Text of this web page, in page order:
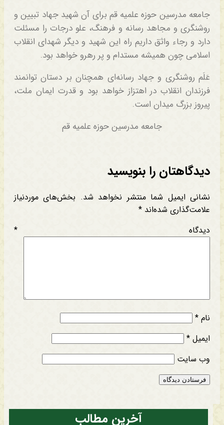
جامعه مدرسین حوزه علمیه قم برای آن شهید جهاد تبیین و
روشنگری و مجاهد رسانه و فرهنگ، علو درجات را مسئلت
دارد و رجاء واثق داریم راه این شهید و دیگر شهدای انقلاب
اسلامی چون همیشه مستدام و پر رهرو خواهد بود.
عَلَم روشنگری و جهاد رسانه‌ای همچنان بر دستان توانمند
فرزندان انقلاب در اهتزاز خواهد بود و قدرت ایمان ملت،
پیروز بزرگ میدان است.
جامعه مدرسین حوزه علمیه قم
دیدگاهتان را بنویسید
نشانی ایمیل شما منتشر نخواهد شد. بخش‌های موردنیاز
علامت‌گذاری شده‌اند *
دیدگاه *
نام *
ایمیل *
وب‌ سایت
آخرین مطالب